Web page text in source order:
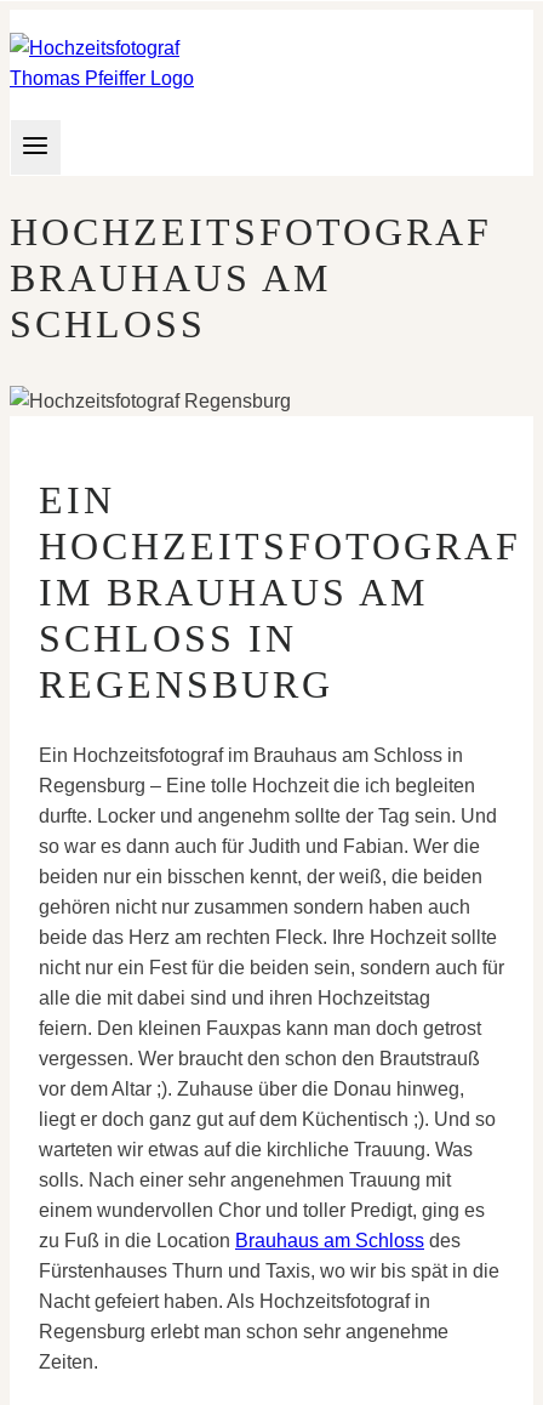
Inhalt
springen
HOCHZEITSFOTOGRAF
BRAUHAUS AM
SCHLOSS
EIN
HOCHZEITSFOTOGRAF
IM BRAUHAUS AM
SCHLOSS IN
REGENSBURG
Ein Hochzeitsfotograf im Brauhaus am Schloss in
Regensburg – Eine tolle Hochzeit die ich begleiten
durfte. Locker und angenehm sollte der Tag sein. Und
so war es dann auch für Judith und Fabian. Wer die
beiden nur ein bisschen kennt, der weiß, die beiden
gehören nicht nur zusammen sondern haben auch
beide das Herz am rechten Fleck. Ihre Hochzeit sollte
nicht nur ein Fest für die beiden sein, sondern auch für
alle die mit dabei sind und ihren Hochzeitstag
feiern. Den kleinen Fauxpas kann man doch getrost
vergessen. Wer braucht den schon den Brautstrauß
vor dem Altar ;). Zuhause über die Donau hinweg,
liegt er doch ganz gut auf dem Küchentisch ;). Und so
warteten wir etwas auf die kirchliche Trauung. Was
solls. Nach einer sehr angenehmen Trauung mit
einem wundervollen Chor und toller Predigt, ging es
zu Fuß in die Location Brauhaus am Schloss des
Fürstenhauses Thurn und Taxis, wo wir bis spät in die
Nacht gefeiert haben. Als Hochzeitsfotograf in
Regensburg erlebt man schon sehr angenehme
Zeiten.